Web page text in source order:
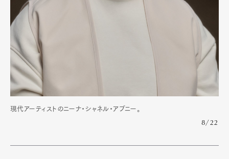
現代アーティストのニーナ・シャネル・アブニー。
8/22